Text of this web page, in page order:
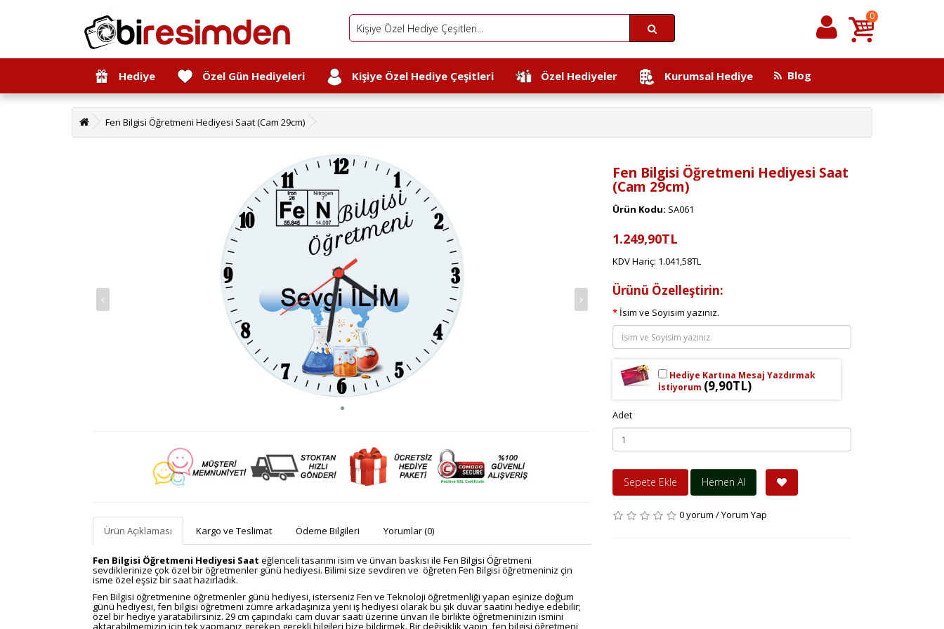
0
Hediye Özel Gün Hediyeleri Kişiye Özel Hediye Çeşitleri Özel Hediyeler Kurumsal Hediye Blog
Fen Bilgisi Öğretmeni Hediyesi Saat (Cam 29cm)
Ürün Açıklaması Kargo ve Teslimat Ödeme Bilgileri Yorumlar (0)
Fen Bilgisi Öğretmeni Hediyesi Saat eğlenceli tasarımı isim ve ünvan baskısı ile Fen Bilgisi Öğretmeni
sevdiklerinize çok özel bir öğretmenler günü hediyesi. Bilimi size sevdiren ve öğreten Fen Bilgisi öğretmeniniz çin
isme özel eşsiz bir saat hazırladık.
Fen Bilgisi öğretmenine öğretmenler günü hediyesi, isterseniz Fen ve Teknoloji öğretmenliği yapan eşinize doğum
günü hediyesi, fen bilgisi öğretmeni zümre arkadaşınıza yeni iş hediyesi olarak bu şık duvar saatini hediye edebilir;
özel bir hediye yaratabilirsiniz. 29 cm çapındaki cam duvar saati üzerine ünvan ile birlikte öğretmeninizin ismini
aktarabilmemizin için tek yapmanız gereken gerekli bilgileri bize bildirmek. Bir değişiklik yapın, fen bilgisi öğretmeni
Fen Bilgisi Öğretmeni Hediyesi Saat
(Cam 29cm)
Ürün Kodu: SA061
1.249,90TL
KDV Hariç: 1.041,58TL
Ürünü Özelleştirin:
İsim ve Soyisim yazınız.
Hediye Kartına Mesaj Yazdırmak
İstiyorum (9,90TL)
Adet
Sepete Ekle Hemen Al
0 yorum /Yorum Yap